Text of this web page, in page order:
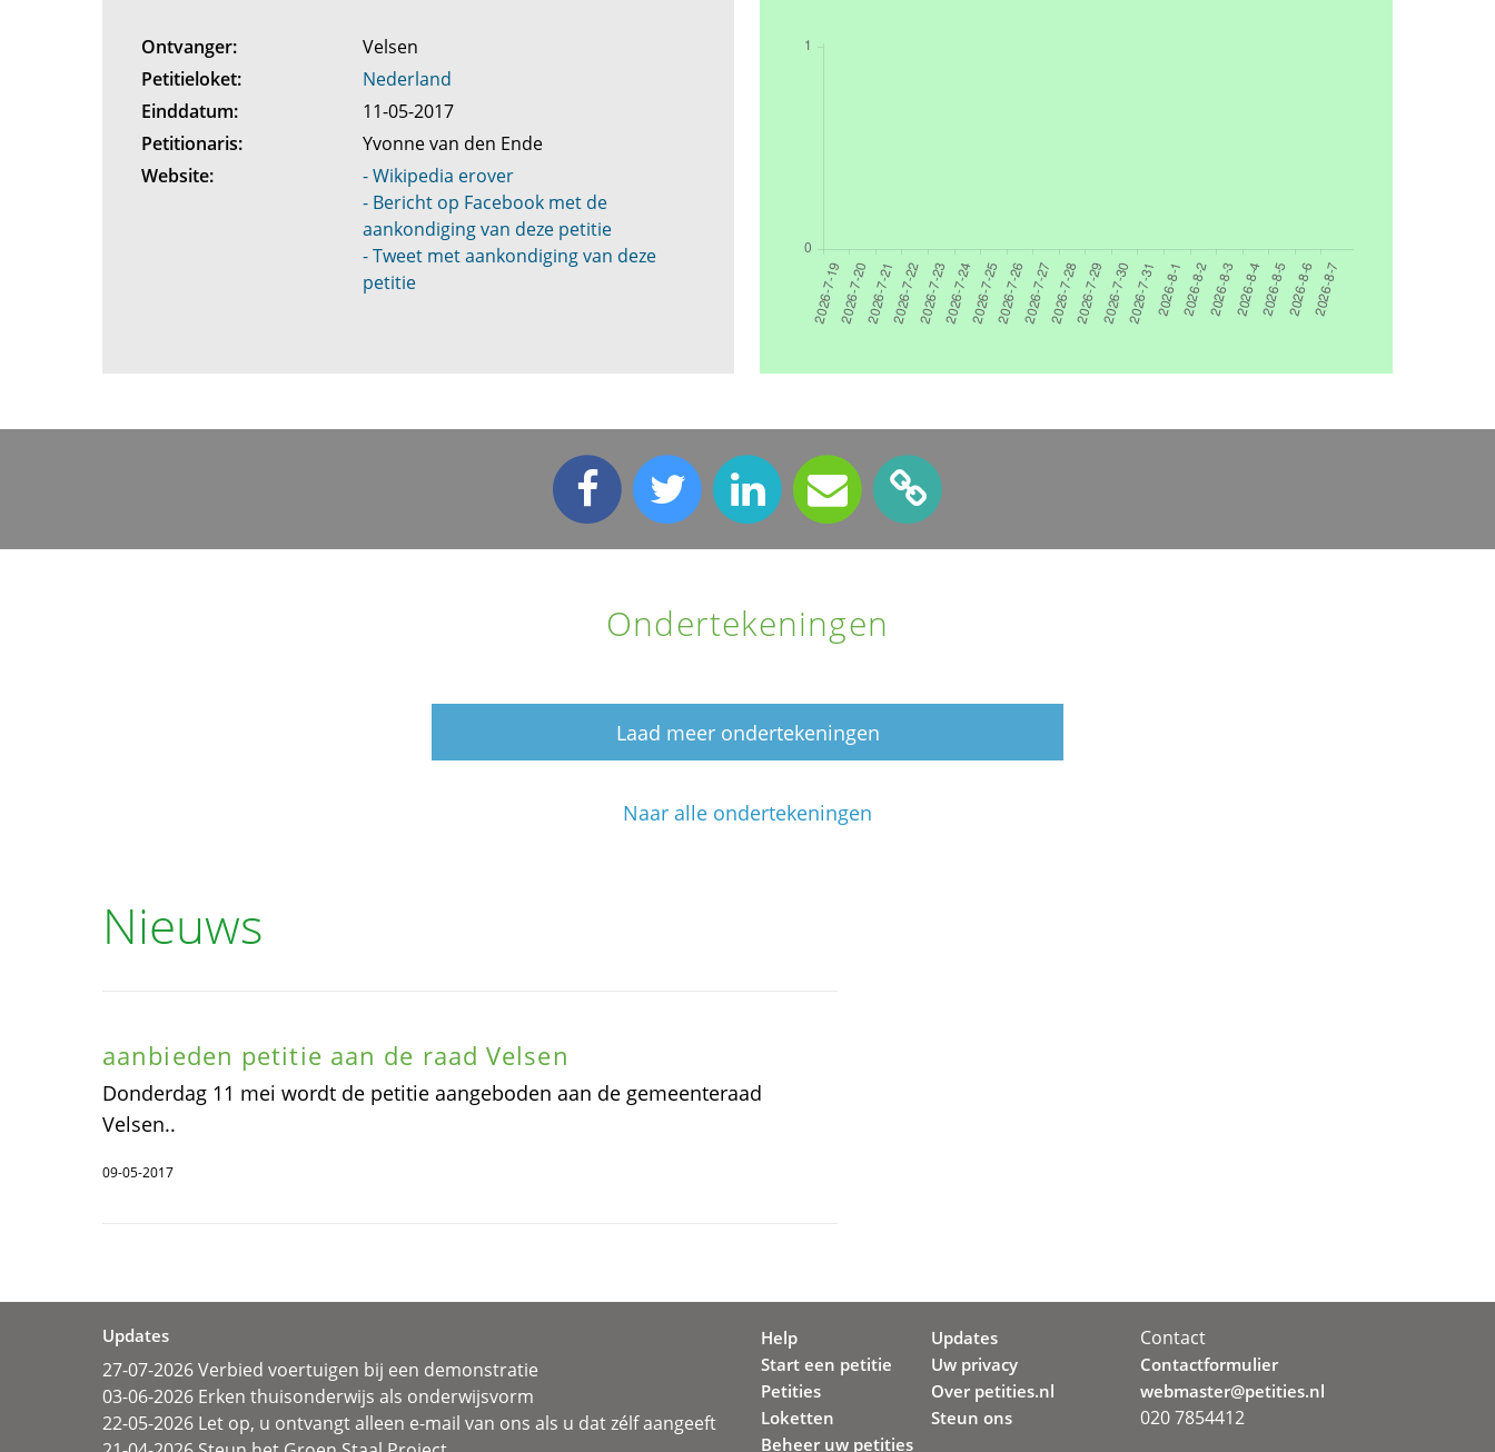
Ontvanger:
Velsen
Petitieloket:
Nederland
Einddatum:
11-05-2017
Petitionaris:
Yvonne van den Ende
Website:
- Wikipedia erover
- Bericht op Facebook met de
aankondiging van deze petitie
- Tweet met aankondiging van deze
petitie
Ondertekeningen
Laad meer ondertekeningen
Naar alle ondertekeningen
Nieuws
aanbieden petitie aan de raad Velsen
Donderdag 11 mei wordt de petitie aangeboden aan de gemeenteraad
Velsen..
09-05-2017
Updates
27-07-2026 Verbied voertuigen bij een demonstratie
03-06-2026 Erken thuisonderwijs als onderwijsvorm
22-05-2026 Let op, u ontvangt alleen e-mail van ons als u dat zélf aangeeft
Help
Start een petitie
Petities
Loketten
Beheer uw petities
Updates
Uw privacy
Over petities.nl
Steun ons
Contact
Contactformulier
webmaster@petities.nl
020 7854412